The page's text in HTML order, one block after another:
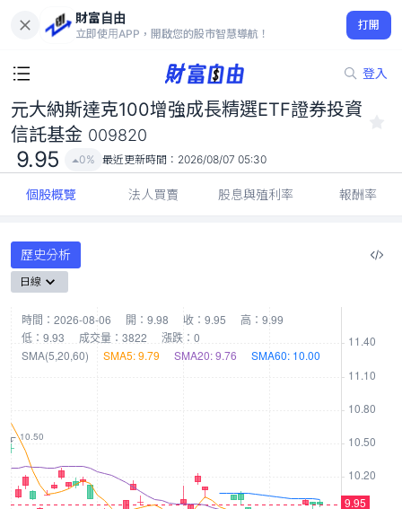
財富自由
立即使用APP，開啟您的股市智慧導航！
打開
登入
元大納斯達克100增強成長精選ETF證券投資信託基金 009820
9.95
0%
元大納斯達克100增強成長精選ETF證券投資
信託基金 009820
9.95 0% 最近更新時間： 2026/08/07 05:30
個股概覽 法人買賣 股息與殖利率 報酬率
歷史分析
日線